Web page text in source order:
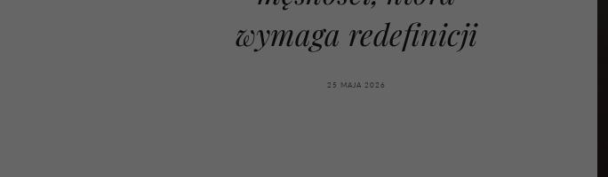
wymaga redefinicji
25 MAJA 2026